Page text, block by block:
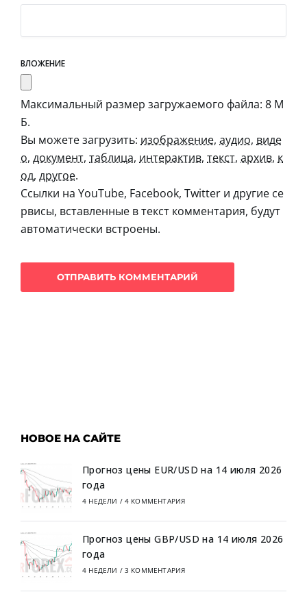
ВЛОЖЕНИЕ
Максимальный размер загружаемого файла: 8 М
Б.
Вы можете загрузить: изображение, аудио, виде
о, документ, таблица, интерактив, текст, архив, к
од, другое.
Ссылки на YouTube, Facebook, Twitter и другие се
рвисы, вставленные в текст комментария, будут
автоматически встроены.
НОВОЕ НА САЙТЕ
Прогноз цены EUR/USD на 14 июля 2026
года
4 НЕДЕЛИ / 4 КОММЕНТАРИЯ
Прогноз цены GBP/USD на 14 июля 2026
года
4 НЕДЕЛИ / 3 КОММЕНТАРИЯ